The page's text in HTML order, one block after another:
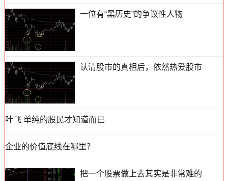
一位有“黑历史”的争议性人物
认清股市的真相后，依然热爱股市
叶飞 单纯的股民才知道而已
企业的价值底线在哪里？
把一个股票做上去其实是非常难的